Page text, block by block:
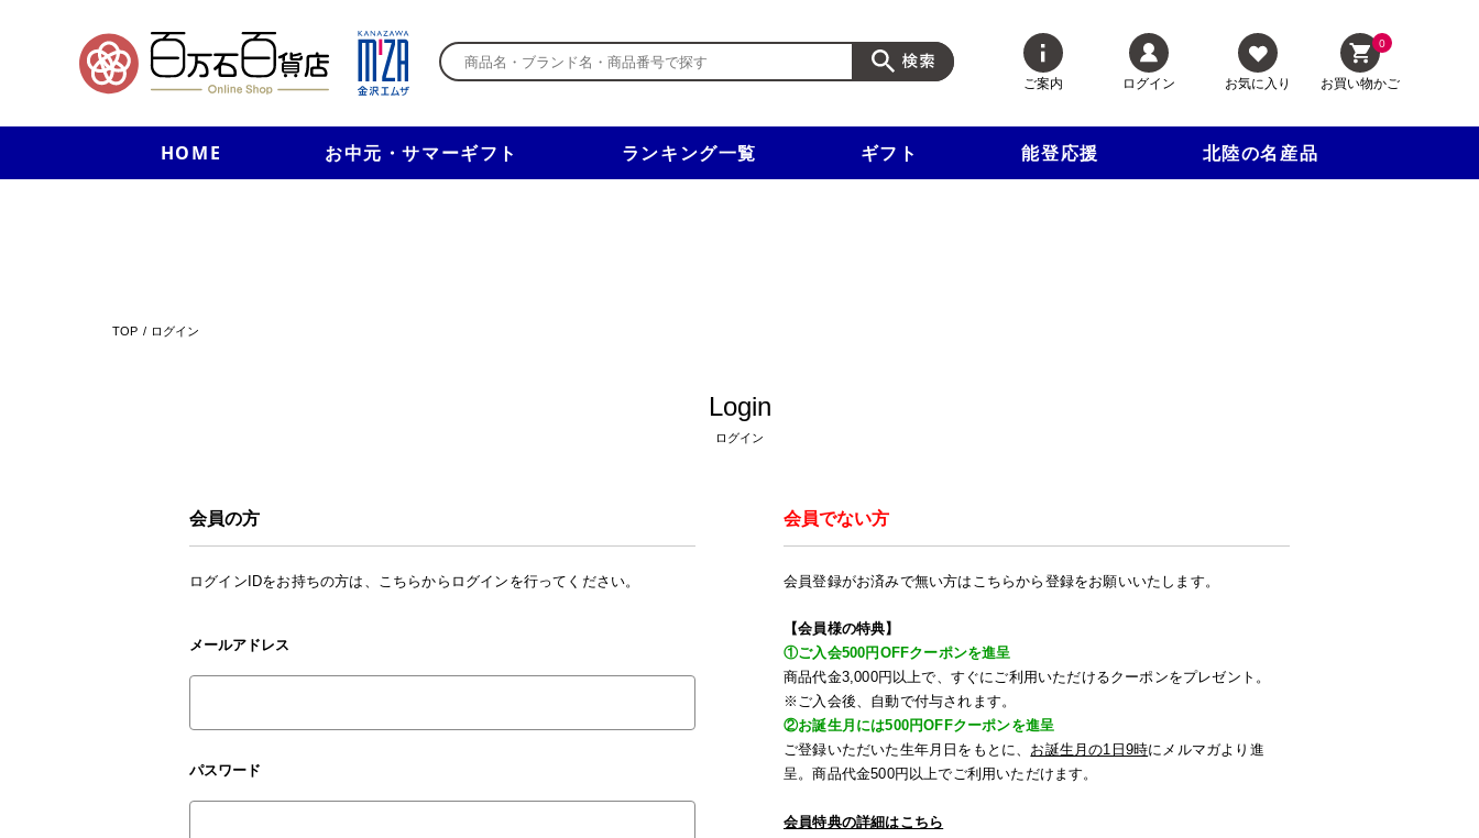
ご案内 ログイン お気に入り
0
お買い物かご
HOME お中元・サマーギフト ランキング一覧 ギフト 能登応援 北陸の名産品
新規入会で3千円以上で使える500円クーポンを進呈！
TOP ログイン
Login
ログイン
会員の方
ログインIDをお持ちの方は、こちらからログインを行ってください。
メールアドレス
パスワード
会員でない方
会員登録がお済みで無い方はこちらから登録をお願いいたします。
【会員様の特典】
①ご入会500円OFFクーポンを進呈
商品代金3,000円以上で、すぐにご利用いただけるクーポンをプレゼント。
※ご入会後、自動で付与されます。
②お誕生月には500円OFFクーポンを進呈
ご登録いただいた生年月日をもとに、 お誕生月の1日9時にメルマガより進
呈。商品代金500円以上でご利用いただけます。
会員特典の詳細はこちら